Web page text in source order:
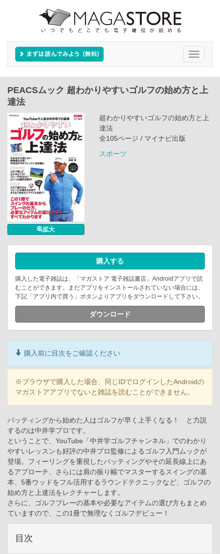
Toggle
PEACSムック 超わかりやすいゴルフの始め方と上
達法
拡大
超わかりやすいゴルフの始め方と上
達法
全105ページ / マイナビ出版
スポーツ
購入する
購入した電子雑誌は、「マガストア 電子雑誌書店」Androidアプリで読
むことができます。まだアプリをインストールされていない場合には、
下記「アプリ内で買う」ボタンよりアプリをダウンロードして下さい。
ダウンロード
購入前に目次をご確認ください
※ブラウザで購入した場合、同じIDでログインしたAndroidの
マガストアアプリでないと雑誌を読むことができません。
パッティングから始めた人はゴルフが早く上手くなる！ と力説
するのは中井学プロです。
ということで、YouTube「中井学ゴルフチャンネル」でのわかり
やすいレッスンも好評の中井プロ監修によるゴルフ入門ムックが
登場。フィーリングを重視したパッティングやその延長線上にあ
るアプローチ、さらには肩の振り幅でマスターするスイングの基
本、5番ウッドをフル活用するラウンドテクニックなど、ゴルフの
始め方と上達法をレクチャーします。
さらに、ゴルフプレーの基本や必要なアイテムの選び方もまとめ
ていますので、この1冊で無理なくゴルフデビュー！
目次